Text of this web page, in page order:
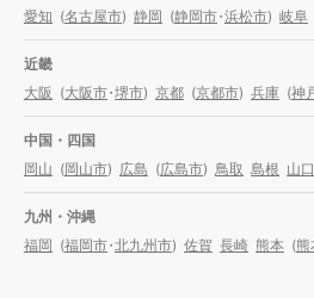
愛知 (名古屋市) 静岡 (静岡市・浜松市) 岐阜
近畿
大阪 (大阪市・堺市) 京都 (京都市) 兵庫 (神
中国・四国
岡山 (岡山市) 広島 (広島市) 鳥取 島根 山口
九州・沖縄
福岡 (福岡市・北九州市) 佐賀 長崎 熊本 (熊